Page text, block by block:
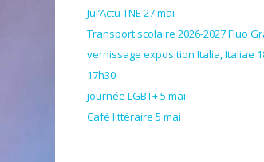
Jul’Actu TNE 27 mai
Transport scolaire 2026-2027 Fluo
vernissage exposition Italia, Italiae
17h30
journée LGBT+ 5 mai
Café littéraire 5 mai